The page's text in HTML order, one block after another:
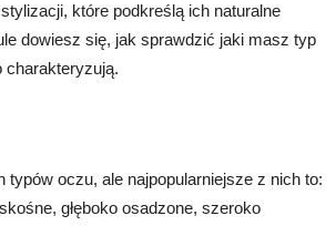
które podkreślą ich naturalne
dowiesz się, jak sprawdzić jaki masz typ
charakteryzują.
typów oczu, ale najpopularniejsze z nich to:
głęboko osadzone, szeroko